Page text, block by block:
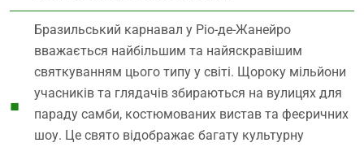
Бразильський карнавал у Ріо-де-Жанейро
вважається найбільшим та найяскравішим
святкуванням цього типу у світі. Щороку мільйони
учасників та глядачів збираються на вулицях для
параду самби, костюмованих вистав та феєричних
шоу. Це свято відображає багату культурну